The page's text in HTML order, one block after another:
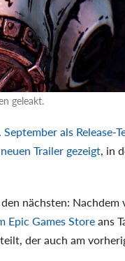
geleakt.
September als Release-
Trailer gezeigt, in
nächsten: Nachdem
Epic Games Storeans
der auch am